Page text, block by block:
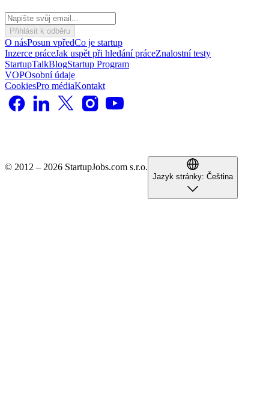
Přihlásit k odběru
O násPosun vpředCo je startup
Inzerce práceJak uspět při hledání práceZnalostní testy
StartupTalkBlogStartup Program
VOPOsobní údaje
CookiesPro médiaKontakt
© 2012 – 2026 StartupJobs.com s.r.o.
Jazyk stránky: Čeština